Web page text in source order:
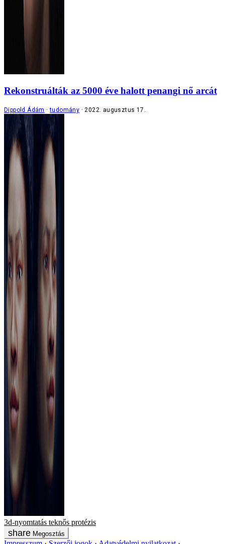
Rekonstruálták az 5000 éve halott penangi nő arcát
Dippold Ádám tudomány 2022. augusztus 17.
3d-nyomtatás teknős protézis
Megosztás